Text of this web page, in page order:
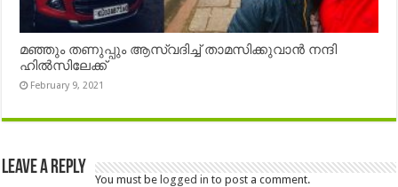
മഞ്ഞും തണുപ്പും ആസ്വദിച്ച് താമസിക്കുവാൻ നന്ദി
ഹിൽസിലേക്ക്
February 9, 2021
Leave a Reply
You must be logged in to post a comment.